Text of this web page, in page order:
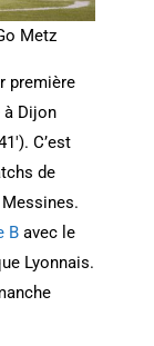
Metz
première
Dijon
C’est
de
Bavec le
Lyonnais.